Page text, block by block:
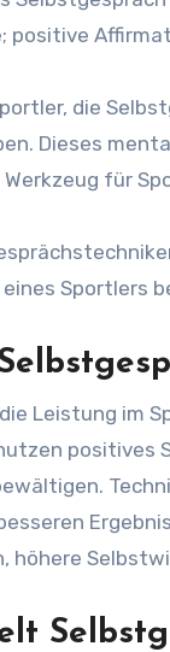
positive
die
Dieses
für
Sportlers
Leistung im
positives
höhere